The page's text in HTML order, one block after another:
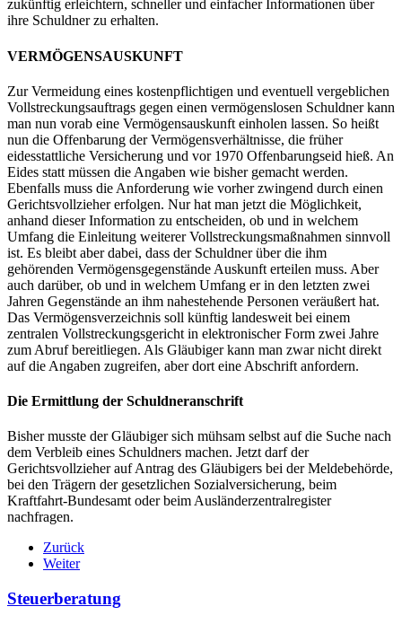
zukünftig erleichtern, schneller und einfacher Informationen über
ihre Schuldner zu erhalten.
VERMÖGENSAUSKUNFT
Zur Vermeidung eines kostenpflichtigen und eventuell vergeblichen
Vollstreckungsauftrags gegen einen vermögenslosen Schuldner kann
man nun vorab eine Vermögensauskunft einholen lassen. So heißt
nun die Offenbarung der Vermögensverhältnisse, die früher
eidesstattliche Versicherung und vor 1970 Offenbarungseid hieß. An
Eides statt müssen die Angaben wie bisher gemacht werden.
Ebenfalls muss die Anforderung wie vorher zwingend durch einen
Gerichtsvollzieher erfolgen. Nur hat man jetzt die Möglichkeit,
anhand dieser Information zu entscheiden, ob und in welchem
Umfang die Einleitung weiterer Vollstreckungsmaßnahmen sinnvoll
ist. Es bleibt aber dabei, dass der Schuldner über die ihm
gehörenden Vermögensgegenstände Auskunft erteilen muss. Aber
auch darüber, ob und in welchem Umfang er in den letzten zwei
Jahren Gegenstände an ihm nahestehende Personen veräußert hat.
Das Vermögensverzeichnis soll künftig landesweit bei einem
zentralen Vollstreckungsgericht in elektronischer Form zwei Jahre
zum Abruf bereitliegen. Als Gläubiger kann man zwar nicht direkt
auf die Angaben zugreifen, aber dort eine Abschrift anfordern.
Die Ermittlung der Schuldneranschrift
Bisher musste der Gläubiger sich mühsam selbst auf die Suche nach
dem Verbleib eines Schuldners machen. Jetzt darf der
Gerichtsvollzieher auf Antrag des Gläubigers bei der Meldebehörde,
bei den Trägern der gesetzlichen Sozialversicherung, beim
Kraftfahrt-Bundesamt oder beim Ausländerzentralregister
nachfragen.
Zurück
Weiter
Steuerberatung